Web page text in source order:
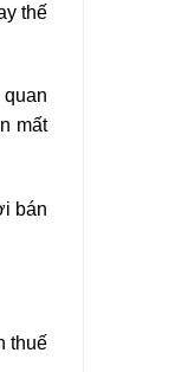
thế
mất
bán
thuế